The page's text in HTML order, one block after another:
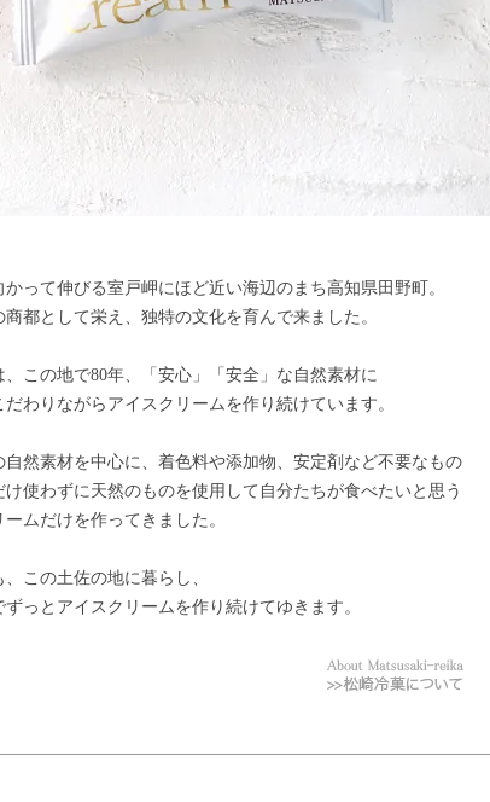
かって伸びる室戸岬にほど近い海辺のまち高知県田野町。
都として栄え、独特の文化を育んで来ました。
、この地で80年、「安心」「安全」な自然素材に
だわりながらアイスクリームを作り続けています。
自然素材を中心に、着色料や添加物、安定剤など不要なもの
け使わずに天然のものを使用して自分たちが食べたいと思う
ムだけを作ってきました。
この土佐の地に暮らし、
ずっとアイスクリームを作り続けてゆきます。